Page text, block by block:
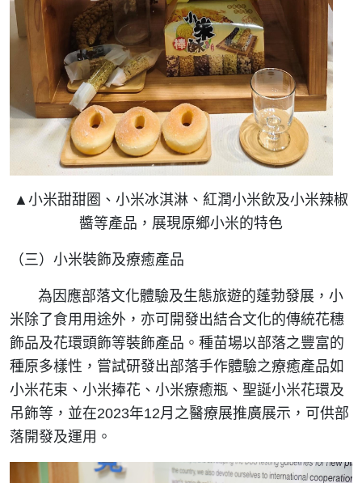
▲小米甜甜圈、小米冰淇淋、紅潤小米飲及小米辣椒
醬等產品，展現原鄉小米的特色
（三）小米裝飾及療癒產品
為因應部落文化體驗及生態旅遊的蓬勃發展，小
米除了食用用途外，亦可開發出結合文化的傳統花穗
飾品及花環頭飾等裝飾產品。種苗場以部落之豐富的
種原多樣性，嘗試研發出部落手作體驗之療癒產品如
小米花束、小米捧花、小米療癒瓶、聖誕小米花環及
吊飾等，並在2023年12月之醫療展推廣展示，可供部
落開發及運用。